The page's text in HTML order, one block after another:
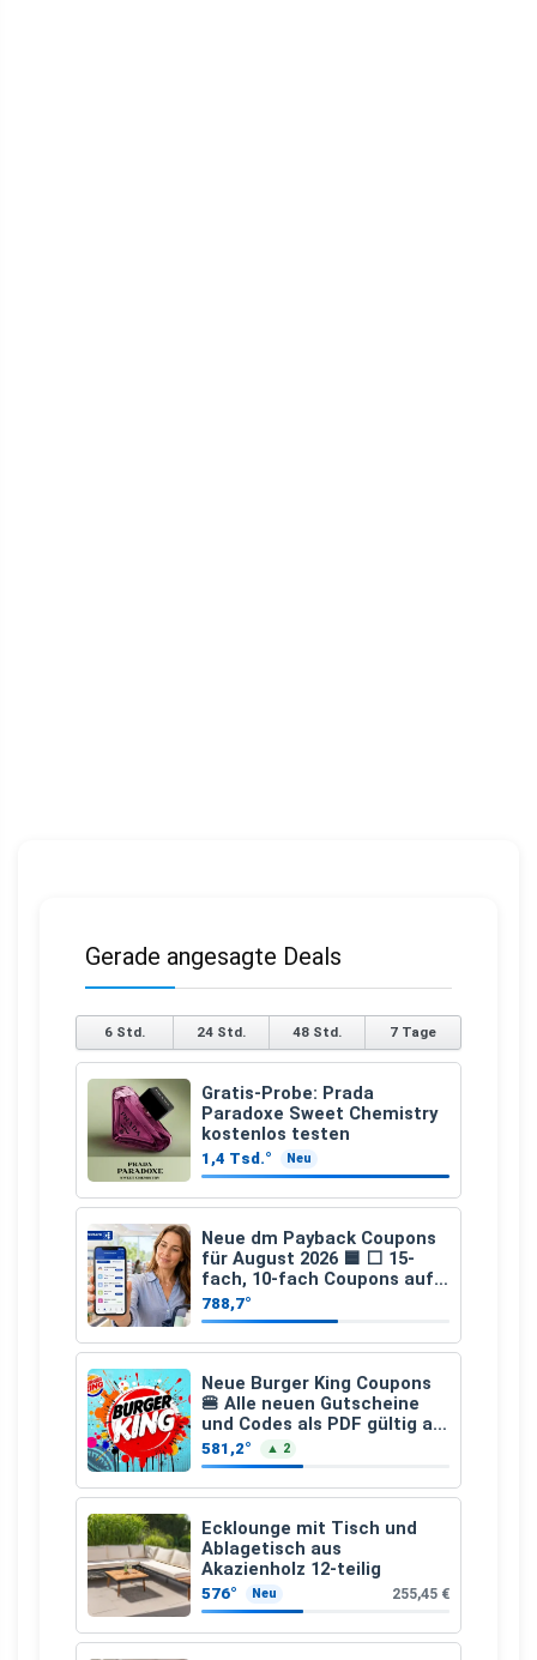
Gerade angesagte Deals
6 Std. 24 Std. 48 Std. 7 Tage
Gratis-Probe: Prada
Paradoxe Sweet Chemistry
kostenlos testen
1,4 Tsd.° Neu
Neue dm Payback Coupons
für August 2026 🟦 ⬜ 15-
fach, 10-fach Coupons auf
den gesamten Einkauf ab 2
€
788,7°
Neue Burger King Coupons
🍔 Alle neuen Gutscheine
und Codes als PDF gültig ab
25.07.2026 bis 04.09.2026
581,2° ▲ 2
Ecklounge mit Tisch und
Ablagetisch aus
Akazienholz 12-teilig
576° Neu 255,45 €